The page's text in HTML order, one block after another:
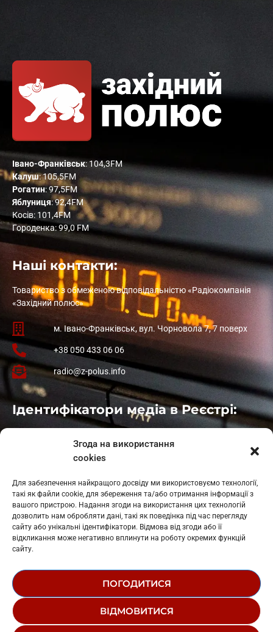
Згода на використання
cookies
Для забезпечення найкращого досвіду ми використовуємо технології,
такі як файли cookie, для збереження та/або отримання інформації з
вашого пристрою. Надання згоди на використання цих технологій
дозволить нам обробляти дані, такі як поведінка під час перегляду
сайту або унікальні ідентифікатори. Відмова від згоди або її
відкликання може негативно вплинути на роботу окремих функцій
сайту.
ПОГОДИТИСЯ
ВІДМОВИТИСЯ
Івано-Франківськ: 104,3FM
Калуш: 105,5FM
Рогатин: 97,5FM
Яблуниця: 92,4FM
Косів: 101,4FM
Городенка: 99,0 FM
Наші контакти:
Товариство з обмеженою відповідальністю «Радіокомпанія
«Західний полюс»
м. Івано-Франківськ, вул. Чорновола 7, 7 поверх
+38 050 433 06 06
radio@z-polus.info
Ідентифікатори медіа в Реєстрі:
: L11-01410
: L11-01801
Косів: L11-01805
Гарасимів: L11-02274
© 1995-2026 РК «ЗАХІДНИЙ ПОЛЮС»
РЕДАКЦІЙНИЙ СТАТУТ